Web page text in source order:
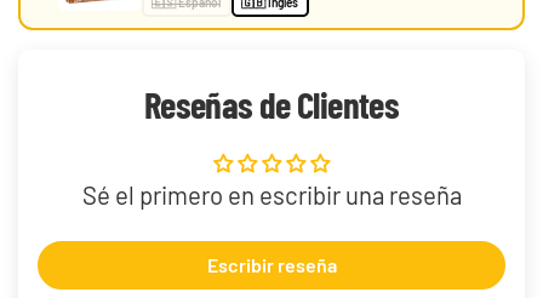
Reseñas de Clientes
Sé el primero en escribir una reseña
Escribir reseña